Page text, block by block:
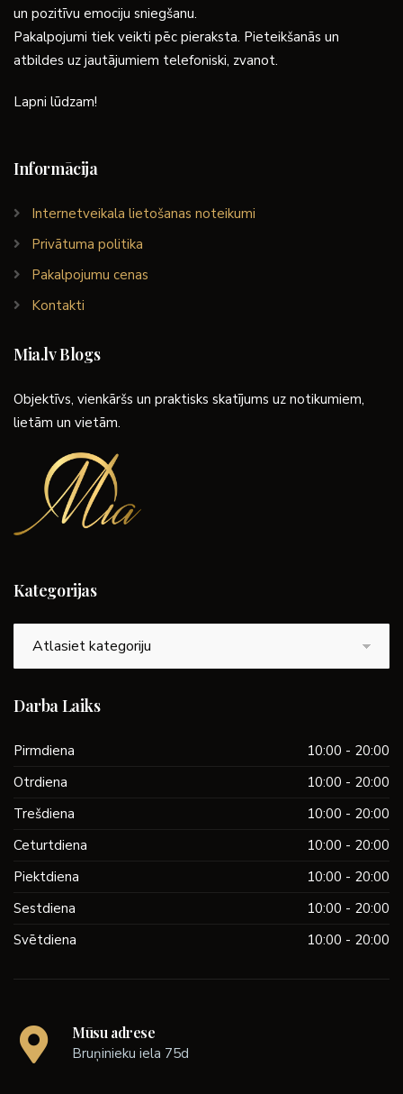
un pozitīvu emociju sniegšanu.
Pakalpojumi tiek veikti pēc pieraksta. Pieteikšanās un
atbildes uz jautājumiem telefoniski, zvanot.
Lapni lūdzam!
Informācija
Internetveikala lietošanas noteikumi
Privātuma politika
Pakalpojumu cenas
Kontakti
Mia.lv Blogs
Objektīvs, vienkāršs un praktisks skatījums uz notikumiem,
lietām un vietām.
Kategorijas
Darba Laiks
Pirmdiena
10:00 - 20:00
Otrdiena
10:00 - 20:00
Trešdiena
10:00 - 20:00
Ceturtdiena
10:00 - 20:00
Piektdiena
10:00 - 20:00
Sestdiena
10:00 - 20:00
Svētdiena
10:00 - 20:00
Mūsu adrese
Bruņinieku iela 75d